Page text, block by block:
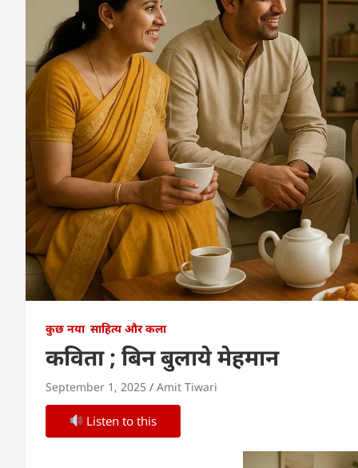
कुछ नया साहित्य और कला
कविता ; बिन बुलाये मेहमान
September 1, 2025 Amit Tiwari
Listen to this